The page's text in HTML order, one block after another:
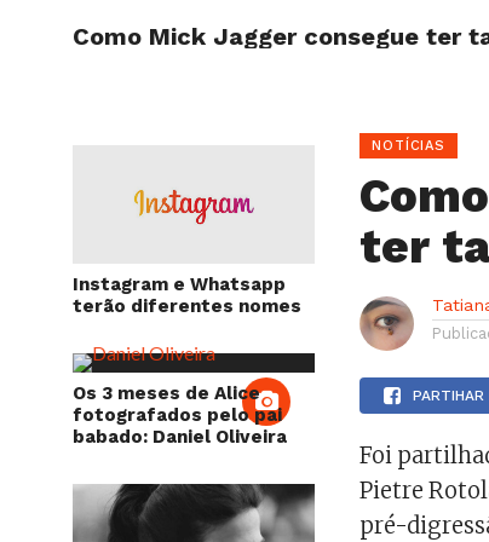
Como Mick Jagger consegue ter
Instagram e Whatsapp
terão diferentes nomes
Os 3 meses de Alice
fotografados pelo pai
babado: Daniel Oliveira
NOTÍCIAS
ter
PARTIHAR
Foi
Pietre
pré-